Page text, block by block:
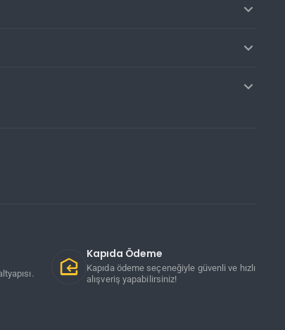
Kapıda Ödeme
Kapıda ödeme seçeneğiyle güvenli ve hızlı
alışveriş yapabilirsiniz!